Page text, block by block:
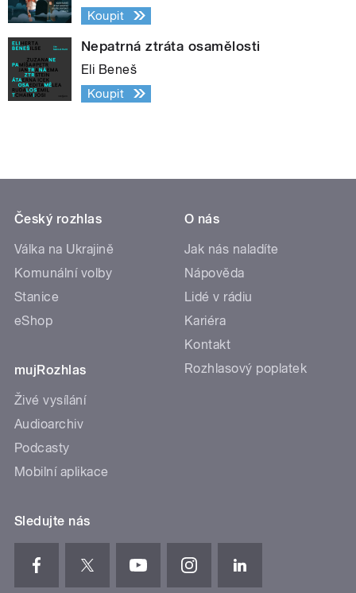
Koupit
Nepatrná ztráta osamělosti
Eli Beneš
Koupit
Český rozhlas
Válka na Ukrajině
Komunální volby
Stanice
eShop
mujRozhlas
Živé vysílání
Audioarchiv
Podcasty
Mobilní aplikace
O nás
Jak nás naladíte
Nápověda
Lidé v rádiu
Kariéra
Kontakt
Rozhlasový poplatek
Sledujte nás